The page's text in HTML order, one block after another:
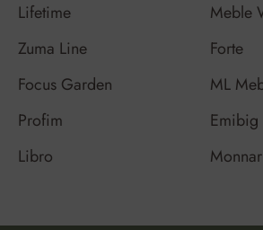
Lifetime
Meble
Zuma Line
Forte
Focus Garden
ML
Profim
Emibig
Libro